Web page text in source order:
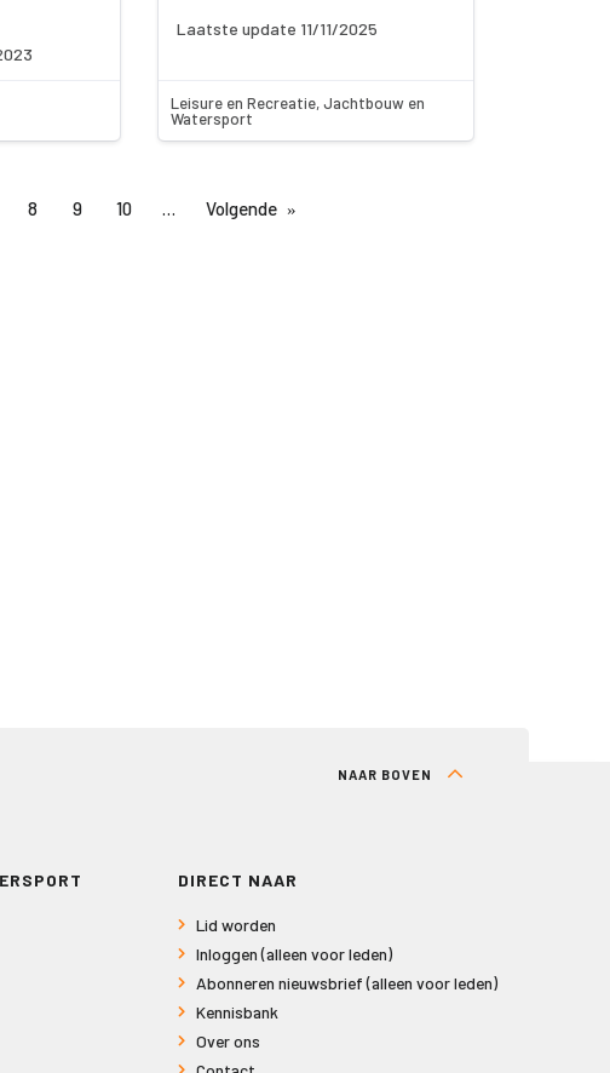
Laatste update 11/11/2025
Leisure en Recreatie, Jachtbouw en
Watersport
8 9 10 Volgende
NAAR BOVEN
DIRECT NAAR
Lid worden
Inloggen (alleen voor leden)
Abonneren nieuwsbrief (alleen voor leden)
Kennisbank
Over ons